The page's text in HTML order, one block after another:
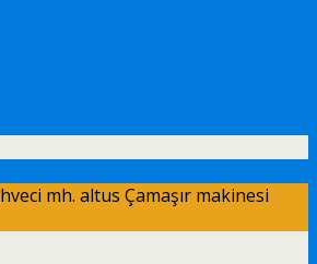
mh. altus Çamaşır makinesi